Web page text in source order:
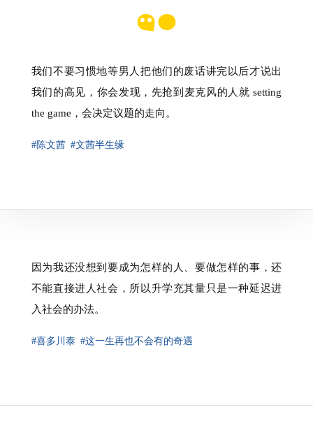
我们不要习惯地等男人把他们的废话讲完以后才说出
我们的高见，你会发现，先抢到麦克风的人就 setting
the game，会决定议题的走向。
#陈文茜 #文茜半生缘
因为我还没想到要成为怎样的人、要做怎样的事，还
不能直接进人社会，所以升学充其量只是一种延迟进
入社会的办法。
#喜多川泰 #这一生再也不会有的奇遇